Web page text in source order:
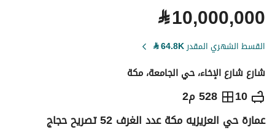
⃁10,000,000
القسط الشهري المقدر64.8K
⃁
شارع شارع الإخاء، حي الجامعة، مكة
10 528 م2 ⃁
10,000,000
التفاصيل معلومات ترخيص الإعلان حاسبة التمويل عمارة حي العزيزيه مكة عدد الغرف 52 تصريح حجاج